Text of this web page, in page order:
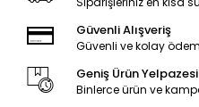
Güvenli Alışveriş
Güvenli ve kolay
Geniş Ürün Yelpazesi
Binlerce ürün ve